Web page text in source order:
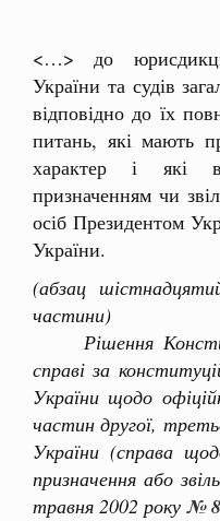
<…> до
України та судів
відповідно до їх
питань, які мають
характер і які
призначенням чи
осіб Президентом
України.
(абзац
частини)
Рішення
справі за
України щодо
частин другої,
України (справа
призначення або
травня 2002 року №